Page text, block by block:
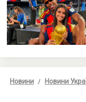
Новини Новини